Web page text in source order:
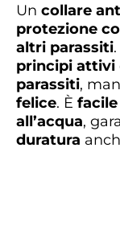
Un collare
protezione
altri parassiti.
principi attivi
parassiti,
felice. È
all’acqua,
duratura